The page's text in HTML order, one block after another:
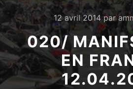
12 avril 2014par
020/
EN